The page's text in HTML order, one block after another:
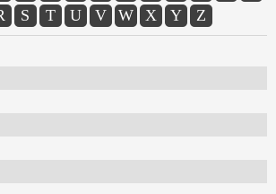
S T U V W X Y Z